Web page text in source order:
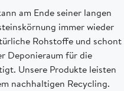
am Ende seiner langen
immer wieder
Rohstoffe und schont
Deponieraum für die
Unsere Produkte leisten
nachhaltigen Recycling.